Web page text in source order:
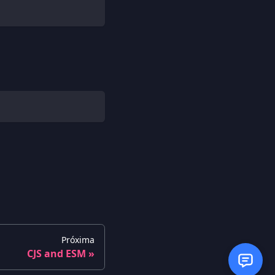
Próxima
CJS and ESM